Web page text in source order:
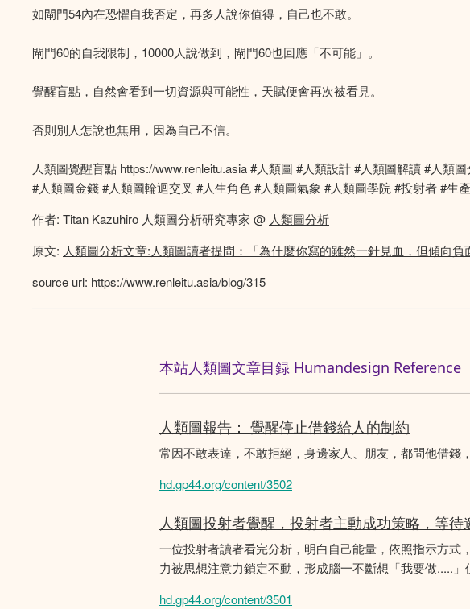
如閘門54內在恐懼自我否定，再多人說你值得，自己也不敢。
閘門60的自我限制，10000人說做到，閘門60也回應「不可能」。
覺醒盲點，自然會看到一切資源與可能性，天賦便會再次被看見。
否則別人怎說也無用，因為自己不信。
人類圖覺醒盲點 https://www.renleitu.asia #人類圖 #人類設計 #人類圖解讀 #人
#人類圖金錢 #人類圖輪迴交叉 #人生角色 #人類圖氣象 #人類圖學院 #投射者 #生
作者: Titan Kazuhiro 人類圖分析研究專家 @ 人類圖分析
原文: 人類圖分析文章:人類圖讀者提問：「為什麼你寫的雖然一針見血，但傾向負
source url: https://www.renleitu.asia/blog/315
本站人類圖文章目録 Humandesign Reference
人類圖報告： 覺醒停止借錢給人的制約
常因不敢表達，不敢拒絕，身邊家人、朋友，都問他借錢
hd.gp44.org/content/3502
人類圖投射者覺醒，投射者主動成功策略，等
一位投射者讀者看完分析，明白自己能量，依照指示方
力被思想注意力鎖定不動，形成腦一不斷想「我要做.....」
hd.gp44.org/content/3501